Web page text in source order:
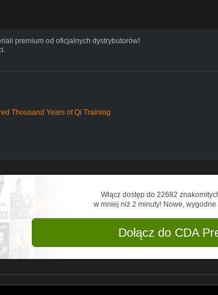
premium od oficjalnych dystrybutorów!
Thousand Years of Qi Training
Włącz dostęp do 22682
w mniej niż 2 minuty! Nowe,
Dołącz do CDA